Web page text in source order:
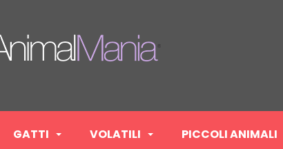
GATTI VOLATILI PICCOLI ANIMALI